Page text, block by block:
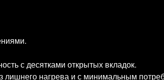
с десятками открытых вкладок.
лишнего нагрева и с минимальным